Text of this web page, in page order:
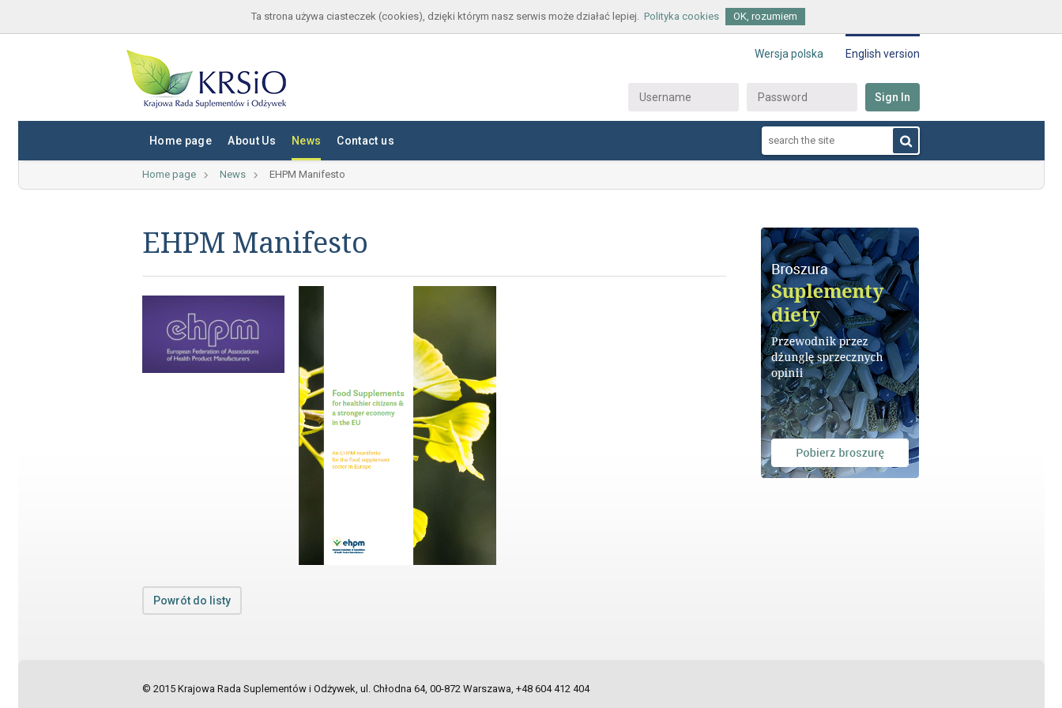
Ta strona używa ciasteczek (cookies), dzięki którym nasz serwis może działać lepiej. Polityka cookies OK, rozumiem
Wersja polska English version
Sign In
Home page About Us News Contact us
Home page News EHPM Manifesto
EHPM Manifesto
Powrót do listy
© 2015 Krajowa Rada Suplementów i Odżywek, ul. Chłodna 64, 00-872 Warszawa, +48 604 412 404